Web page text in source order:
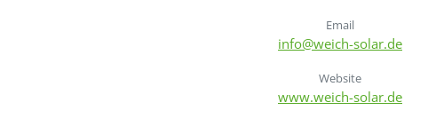
Email
info@weich-solar.de
Website
www.weich-solar.de